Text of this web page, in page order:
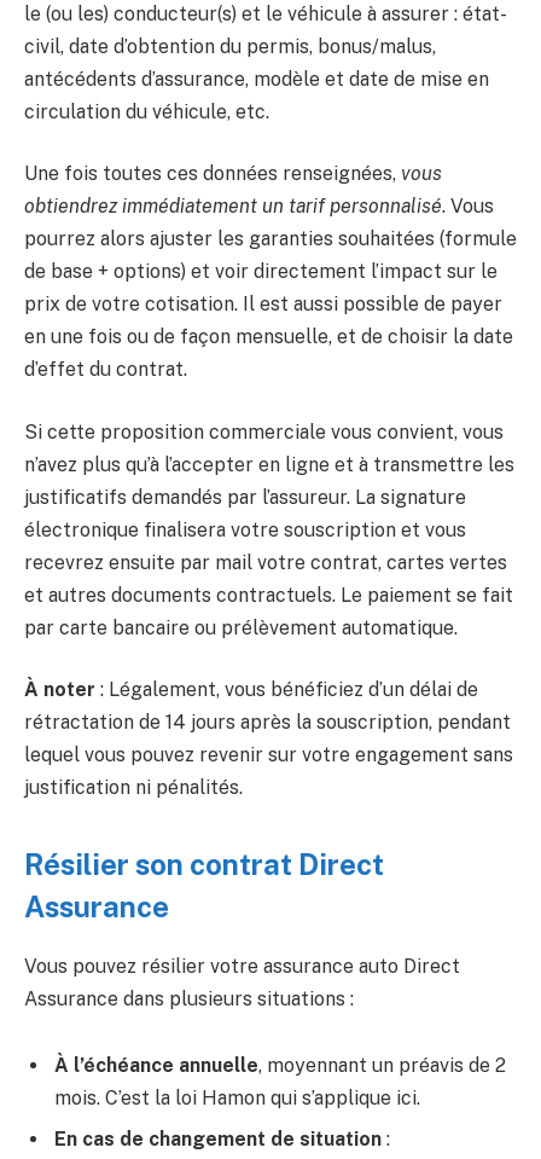
le (ou les) conducteur(s) et le véhicule à assurer : état-
civil, date d’obtention du permis, bonus/malus,
antécédents d’assurance, modèle et date de mise en
circulation du véhicule, etc.
Une fois toutes ces données renseignées, vous
obtiendrez immédiatement un tarif personnalisé. Vous
pourrez alors ajuster les garanties souhaitées (formule
de base + options) et voir directement l’impact sur le
prix de votre cotisation. Il est aussi possible de payer
en une fois ou de façon mensuelle, et de choisir la date
d’effet du contrat.
Si cette proposition commerciale vous convient, vous
n’avez plus qu’à l’accepter en ligne et à transmettre les
justificatifs demandés par l’assureur. La signature
électronique finalisera votre souscription et vous
recevrez ensuite par mail votre contrat, cartes vertes
et autres documents contractuels. Le paiement se fait
par carte bancaire ou prélèvement automatique.
À noter : Légalement, vous bénéficiez d’un délai de
rétractation de 14 jours après la souscription, pendant
lequel vous pouvez revenir sur votre engagement sans
justification ni pénalités.
Résilier son contrat Direct
Assurance
Vous pouvez résilier votre assurance auto Direct
Assurance dans plusieurs situations :
À l’échéance annuelle, moyennant un préavis de 2
mois. C’est la loi Hamon qui s’applique ici.
En cas de changement de situation :